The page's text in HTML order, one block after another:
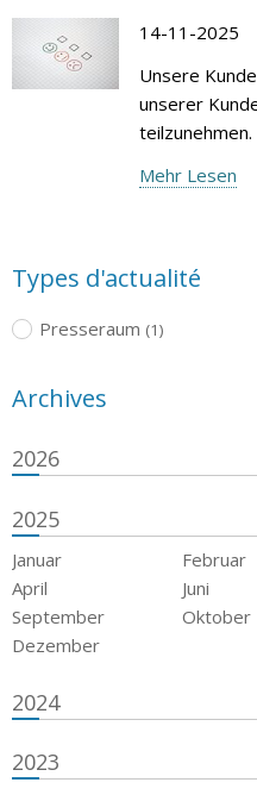
14-11-2025
Unsere
unserer
teilzunehmen.
Mehr Lesen
Types d'actualité
Presseraum (1)
Archives
2026
2025
Januar Februar
April
Juni
September
Oktober
Dezember
2024
2023